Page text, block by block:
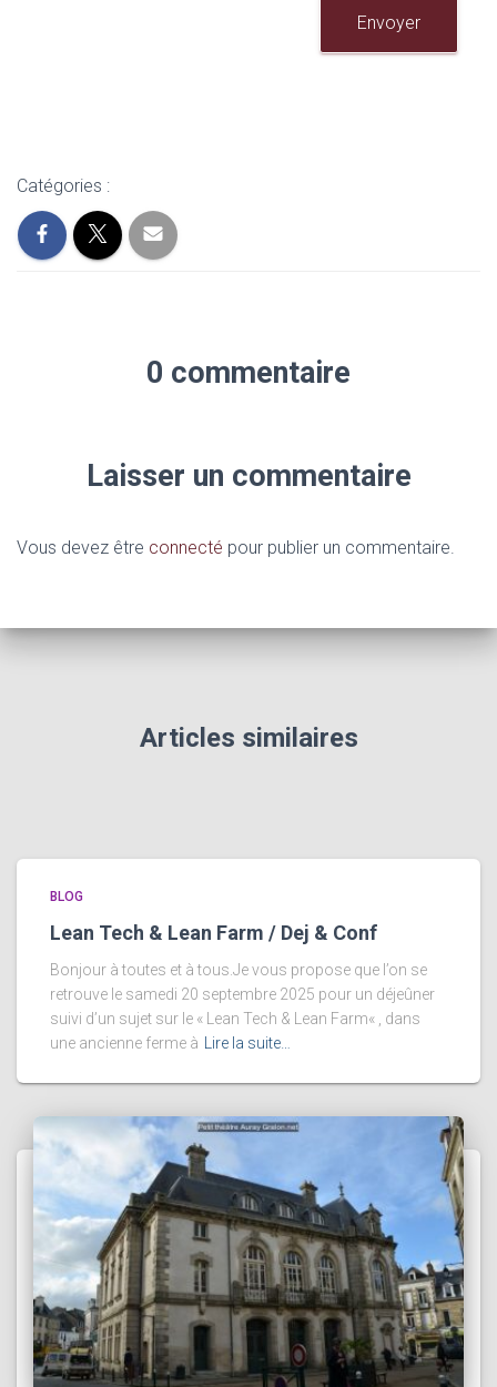
Envoyer
Catégories :
0 commentaire
Laisser un commentaire
Vous devez être connecté pour publier un commentaire.
Articles similaires
BLOG
Lean Tech & Lean Farm / Dej & Conf
Bonjour à toutes et à tous.Je vous propose que l’on se
retrouve le samedi 20 septembre 2025 pour un déjeûner
suivi d’un sujet sur le « Lean Tech & Lean Farm« , dans
une ancienne ferme à Lire la suite…